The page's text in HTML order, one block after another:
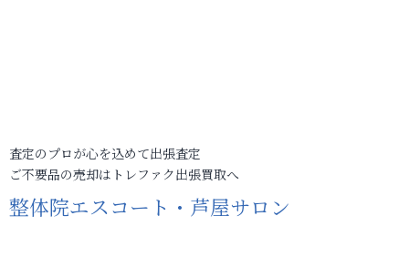
査定のプロが心を込めて出張査定
ご不要品の売却はトレファク出張買取へ
整体院エスコート・芦屋サロン